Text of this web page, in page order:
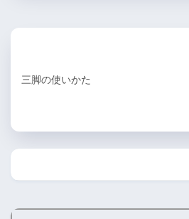
三脚の使いかた